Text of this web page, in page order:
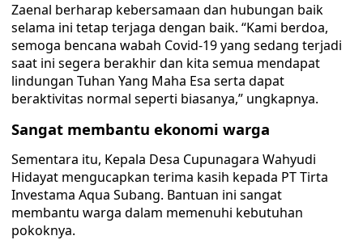
Zaenal berharap kebersamaan dan hubungan baik
selama ini tetap terjaga dengan baik. “Kami berdoa,
semoga bencana wabah Covid-19 yang sedang terjadi
saat ini segera berakhir dan kita semua mendapat
lindungan Tuhan Yang Maha Esa serta dapat
beraktivitas normal seperti biasanya,” ungkapnya.
Sangat membantu ekonomi warga
Sementara itu, Kepala Desa Cupunagara Wahyudi
Hidayat mengucapkan terima kasih kepada PT Tirta
Investama Aqua Subang. Bantuan ini sangat
membantu warga dalam memenuhi kebutuhan
pokoknya.